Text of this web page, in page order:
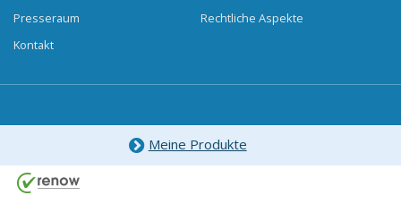
Presseraum
Kontakt
Rechtliche Aspekte
Meine Produkte